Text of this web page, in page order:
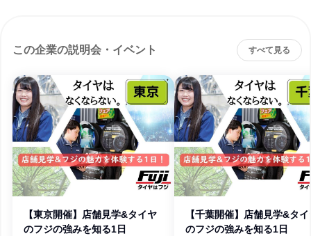
この企業の説明会・イベント すべて見る
【東京開催】店舗見学&タイヤ
のフジの強みを知る1日
【千葉開催】店舗見学&タ
のフジの強みを知る1日